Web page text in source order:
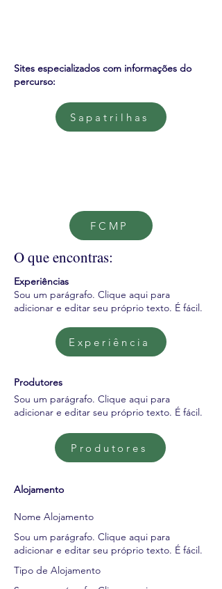
Sites especializados com informações do
percurso:
Sapatrilhas
FCMP
O que encontras:
Sou um parágrafo. Clique aqui para
adicionar e editar seu próprio texto. É fácil.
Experiência
Experiências
Produtores
Sou um parágrafo. Clique aqui para
adicionar e editar seu próprio texto. É fácil.
Produtores
Alojamento
Nome Alojamento
Sou um parágrafo. Clique aqui para
adicionar e editar seu próprio texto. É fácil.
Tipo de Alojamento